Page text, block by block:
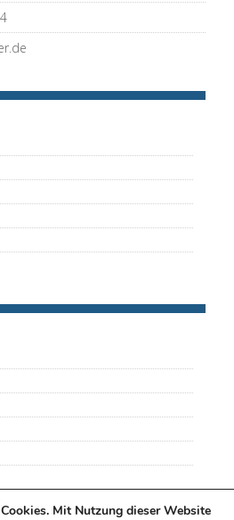
Mit Nutzung dieser Website